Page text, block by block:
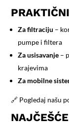
Za filtraciju –
pumpe i filtera
Za usisavanje –
krajevima
Za mobilne
🔗 Pogledaj našu